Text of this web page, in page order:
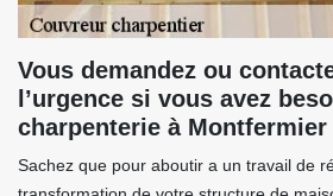
Vous demandez ou
l’urgence si vous avez
charpenterie à Montfermier
Sachez que pour aboutir a un travail de